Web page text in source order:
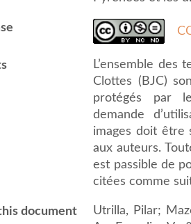
L’ensemble des
Clottes (BJC)
protégés par
demande
images doit être
aux auteurs.
est passible de
citées comme
document Utrilla, Pilar;